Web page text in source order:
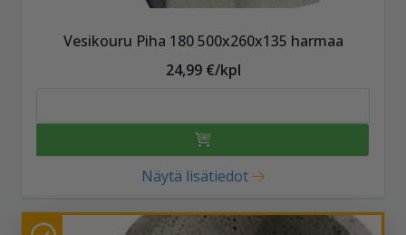
Vesikouru Piha 180 500x260x135 harmaa
24,99 €/kpl
Näytä lisätiedot